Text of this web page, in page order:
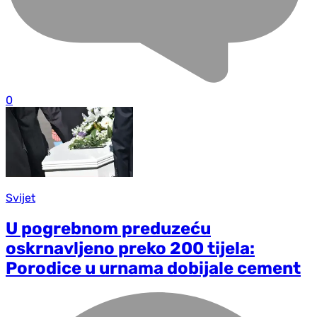
0
Svijet
U pogrebnom preduzeću
oskrnavljeno preko 200 tijela:
Porodice u urnama dobijale cement